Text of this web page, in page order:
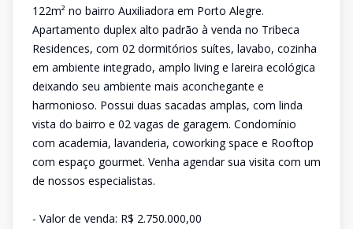
122m² no bairro Auxiliadora em Porto Alegre.
Apartamento duplex alto padrão à venda no Tribeca
Residences, com 02 dormitórios suítes, lavabo, cozinha
em ambiente integrado, amplo living e lareira ecológica
deixando seu ambiente mais aconchegante e
harmonioso. Possui duas sacadas amplas, com linda
vista do bairro e 02 vagas de garagem. Condomínio
com academia, lavanderia, coworking space e Rooftop
com espaço gourmet. Venha agendar sua visita com um
de nossos especialistas.
- Valor de venda: R$ 2.750.000,00